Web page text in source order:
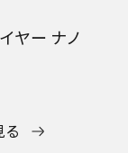
ヤー ナノ
る